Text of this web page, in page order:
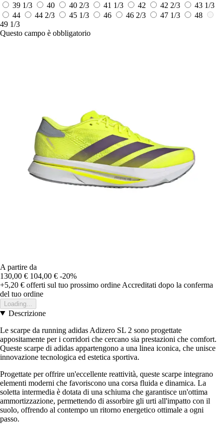
39 1/3
40 40 2/3 41 1/3 42 42 2/3
43 1/3
44
44 2/3 45 1/3 46 46 2/3 47 1/3
48
49 1/3
Questo campo è obbligatorio
A partire da
130,00 € 104,00 € -20%
+5,20 € offerti sul tuo prossimo ordine Accreditati dopo la conferma
del tuo ordine
Loading...
Descrizione
Le scarpe da running adidas Adizero SL 2 sono progettate
appositamente per i corridori che cercano sia prestazioni che comfort.
Queste scarpe di adidas appartengono a una linea iconica, che unisce
innovazione tecnologica ed estetica sportiva.
Progettate per offrire un'eccellente reattività, queste scarpe integrano
elementi moderni che favoriscono una corsa fluida e dinamica. La
soletta intermedia è dotata di una schiuma che garantisce un'ottima
ammortizzazione, permettendo di assorbire gli urti all'impatto con il
suolo, offrendo al contempo un ritorno energetico ottimale a ogni
passo.